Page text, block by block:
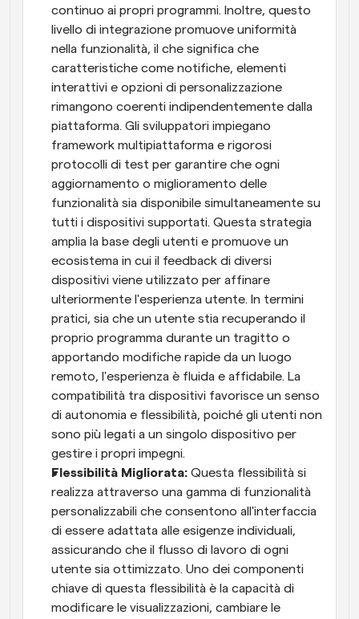
continuo ai propri programmi. Inoltre, questo
livello di integrazione promuove uniformità
nella funzionalità, il che significa che
caratteristiche come notifiche, elementi
interattivi e opzioni di personalizzazione
rimangono coerenti indipendentemente dalla
piattaforma. Gli sviluppatori impiegano
framework multipiattaforma e rigorosi
protocolli di test per garantire che ogni
aggiornamento o miglioramento delle
funzionalità sia disponibile simultaneamente su
tutti i dispositivi supportati. Questa strategia
amplia la base degli utenti e promuove un
ecosistema in cui il feedback di diversi
dispositivi viene utilizzato per affinare
ulteriormente l'esperienza utente. In termini
pratici, sia che un utente stia recuperando il
proprio programma durante un tragitto o
apportando modifiche rapide da un luogo
remoto, l'esperienza è fluida e affidabile. La
compatibilità tra dispositivi favorisce un senso
di autonomia e flessibilità, poiché gli utenti non
sono più legati a un singolo dispositivo per
gestire i propri impegni.
Flessibilità Migliorata: Questa flessibilità si
realizza attraverso una gamma di funzionalità
personalizzabili che consentono all'interfaccia
di essere adattata alle esigenze individuali,
assicurando che il flusso di lavoro di ogni
utente sia ottimizzato. Uno dei componenti
chiave di questa flessibilità è la capacità di
modificare le visualizzazioni, cambiare le